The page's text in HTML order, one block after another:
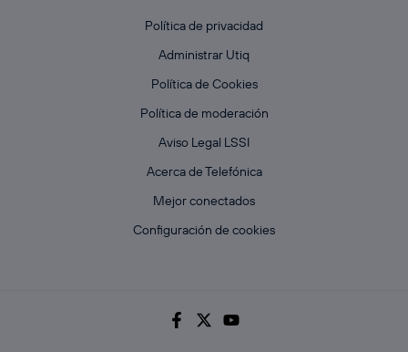
Política de privacidad
Administrar Utiq
Política de Cookies
Política de moderación
Aviso Legal LSSI
Acerca de Telefónica
Mejor conectados
Configuración de cookies